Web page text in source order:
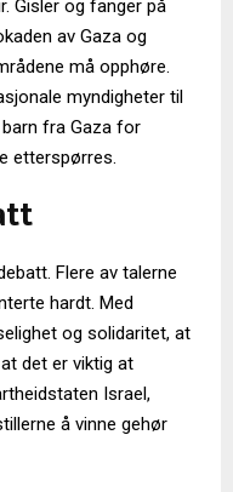
Gisler og fanger på
av Gaza og
må opphøre.
myndigheter til
fra Gaza for
etterspørres.
Flere av talerne
hardt. Med
og solidaritet, at
det er viktig at
Israel,
å vinne gehør